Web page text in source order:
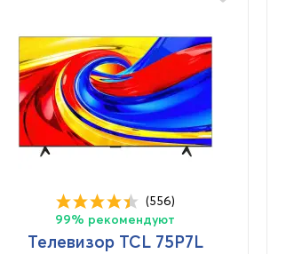
(556)
99% рекомендуют
Телевизор TCL 75P7L